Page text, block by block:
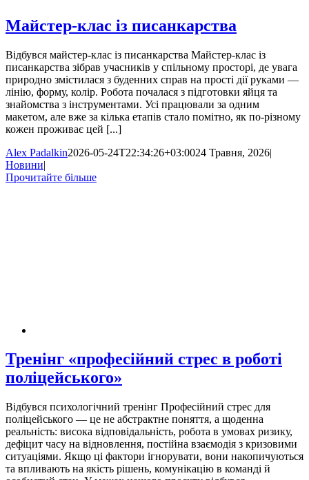
Майстер-клас із писанкарства
Відбувся майстер-клас із писанкарства Майстер-клас із
писанкарства зібрав учасників у спільному просторі, де увага
природно змістилася з буденних справ на прості дії руками —
лінію, форму, колір. Робота почалася з підготовки яйця та
знайомства з інструментами. Усі працювали за одним
макетом, але вже за кілька етапів стало помітно, як по-різному
кожен проживає цей [...]
Alex Padalkin2026-05-24T22:34:26+03:0024 Травня, 2026|
Новини|
Прочитайте більше
Тренінг «професійний стрес в роботі
поліцейського»
Відбувся психологічний тренінг Професійний стрес для
поліцейського — це не абстрактне поняття, а щоденна
реальність: висока відповідальність, робота в умовах ризику,
дефіцит часу на відновлення, постійна взаємодія з кризовими
ситуаціями. Якщо ці фактори ігнорувати, вони накопичуються
та впливають на якість рішень, комунікацію в команді й